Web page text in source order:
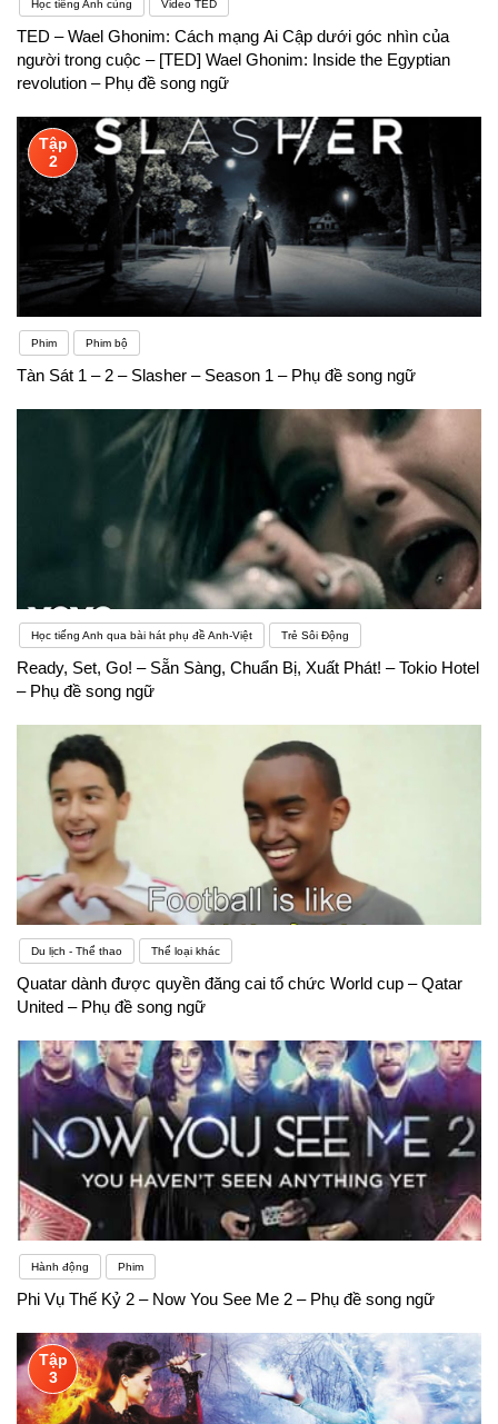
Học tiếng Anh cùng Video TED
TED – Wael Ghonim: Cách mạng Ai Cập dưới góc nhìn của
người trong cuộc – [TED] Wael Ghonim: Inside the Egyptian
revolution – Phụ đề song ngữ
Tập
2
Phim Phim bộ
Tàn Sát 1 – 2 – Slasher – Season 1 – Phụ đề song ngữ
Học tiếng Anh qua bài hát phụ đề Anh-Việt Trẻ Sôi Động
Ready, Set, Go! – Sẵn Sàng, Chuẩn Bị, Xuất Phát! – Tokio Hotel
– Phụ đề song ngữ
Du lịch - Thể thao Thể loại khác
Quatar dành được quyền đăng cai tổ chức World cup – Qatar
United – Phụ đề song ngữ
Hành động Phim
Phi Vụ Thế Kỷ 2 – Now You See Me 2 – Phụ đề song ngữ
Tập
3